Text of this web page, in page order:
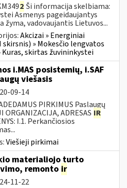
2 Ši informacija skelbiama:
Asmenys pageidaujantys
žyma, vadovaujantis Lietuvos...
Akcizai » Energiniai
» Mokesčio lengvatos
skirtas žuvininkystei
i.MAS posistemių, i.SAF
viešasis
09-14
PIRKIMUS Paslaugų
ADRESAS IR
I.1. Perkančiosios
Viešieji pirkimai
materialiojo turto
remonto ir
11-22